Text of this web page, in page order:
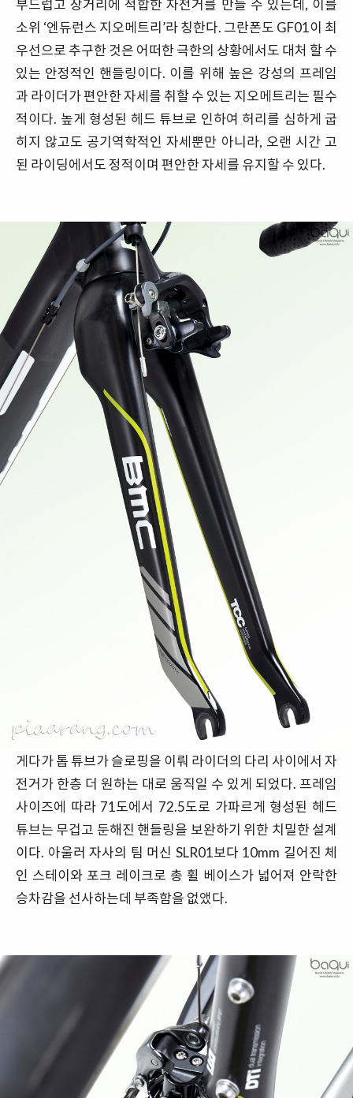
부드럽고 장거리에 적합한 자전거를 만들 수 있는데, 이를
소위 ‘엔듀런스 지오메트리’라 칭한다. 그란폰도 GF01이 최
우선으로 추구한 것은 어떠한 극한의 상황에서도 대처 할 수
있는 안정적인 핸들링이다. 이를 위해 높은 강성의 프레임
과 라이더가 편안한 자세를 취할 수 있는 지오메트리는 필수
적이다. 높게 형성된 헤드 튜브로 인하여 허리를 심하게 굽
히지 않고도 공기역학적인 자세뿐만 아니라, 오랜 시간 고
된 라이딩에서도 정적이며 편안한 자세를 유지할 수 있다.
게다가 톱 튜브가 슬로핑을 이뤄 라이더의 다리 사이에서 자
전거가 한층 더 원하는 대로 움직일 수 있게 되었다. 프레임
사이즈에 따라 71도에서 72.5도로 가파르게 형성된 헤드
튜브는 무겁고 둔해진 핸들링을 보완하기 위한 치밀한 설계
이다. 아울러 자사의 팀 머신 SLR01보다 10mm 길어진 체
인 스테이와 포크 레이크로 총 휠 베이스가 넓어져 안락한
승차감을 선사하는데 부족함을 없앴다.